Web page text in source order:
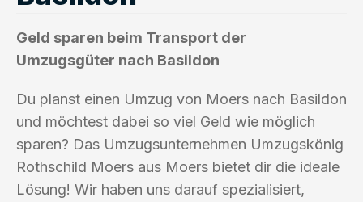
Geld sparen beim Transport der
Umzugsgüter nach Basildon
Du planst einen Umzug von Moers nach Basildon
und möchtest dabei so viel Geld wie möglich
sparen? Das Umzugsunternehmen Umzugskönig
Rothschild Moers aus Moers bietet dir die ideale
Lösung! Wir haben uns darauf spezialisiert,